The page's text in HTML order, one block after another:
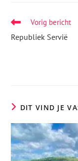
Vorig bericht
Republiek Servië
DIT VIND JE